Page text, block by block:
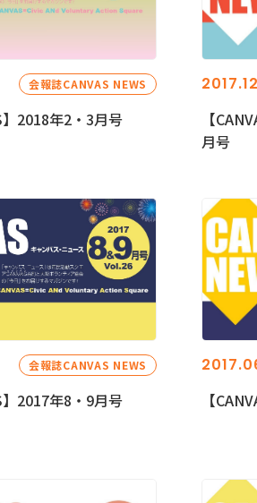
会報誌CANVAS NEWS
】2018年2・3月号
【
月号
会報誌CANVAS NEWS
】2017年8・9月号 【